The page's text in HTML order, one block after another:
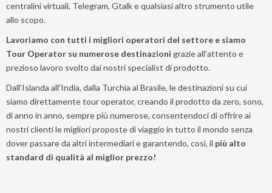
la
email
e
ti
invieremo
gratuitamente
6
suggerimenti
che
nessuno
centralini virtuali, Telegram, Gtalk e qualsiasi altro strumento utile
allo scopo.
Lavoriamo con tutti i migliori operatori del settore e siamo
Tour Operator su numerose destinazioni grazie all’attento e
prezioso lavoro svolto dai nostri specialist di prodotto.
Dall'Islanda all'India, dalla Turchia al Brasile, le destinazioni su cui
siamo direttamente tour operator, creando il prodotto da zero, sono,
di anno in anno, sempre più numerose, consentendoci di offrire ai
nostri clienti le migliori proposte di viaggio in tutto il mondo senza
dover passare da altri intermediari e garantendo, così, il più alto
standard di qualità al miglior prezzo!